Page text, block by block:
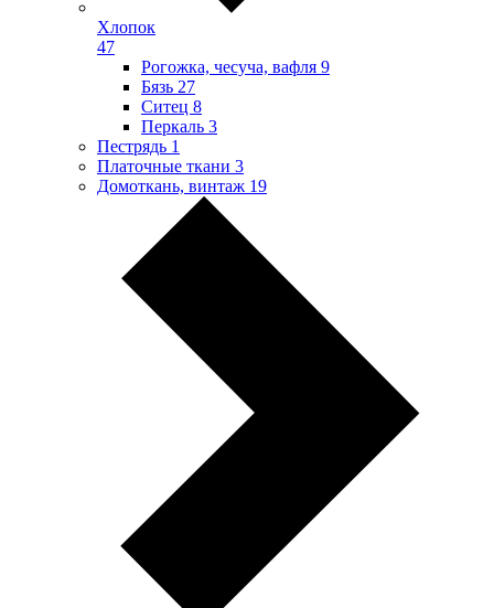
Хлопок
47
Рогожка, чесуча, вафля 9
Бязь 27
Ситец 8
Перкаль 3
Пестрядь 1
Платочные ткани 3
Домоткань, винтаж 19